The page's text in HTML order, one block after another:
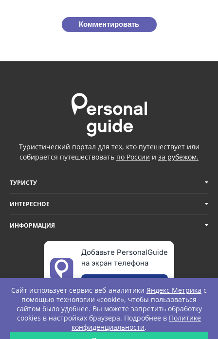
Комментировать
Туристический портал для тех, кто путешествует или
собирается путешествовать по России и за рубежом.
ТУРИСТУ
ИНТЕРЕСНОЕ
ИНФОРМАЦИЯ
Добавьте PersonalGuide
на экран телефона
© Personal Guide. All rights Reserved.
Сайт использует сервис веб-аналитики Яндекс Метрика с
помощью технологии «cookie», чтобы пользоваться
сайтом было удобнее. Вы можете запретить обработку
cookies в настройках браузера. Подробнее в Политике
конфиденциальности.